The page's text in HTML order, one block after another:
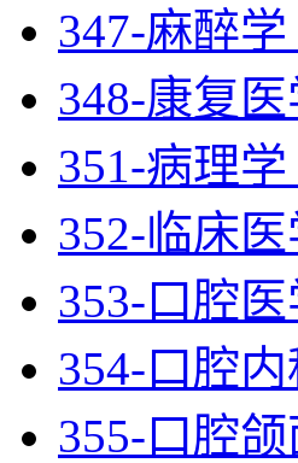
347-麻醉学
348-康复医
351-病理学
352-临床
353-口腔医
354-口腔
355-口腔